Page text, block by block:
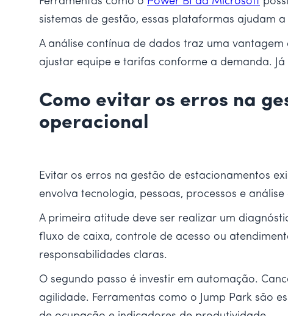
sistemas de gestão, essas plataformas ajudam
A análise contínua de dados traz uma
ajustar equipe e tarifas conforme a demanda.
Como evitar os erros na
operacional
Evitar os erros na gestão de estacionamentos
envolva tecnologia, pessoas, processos e análise
A primeira atitude deve ser realizar um
fluxo de caixa, controle de acesso ou
responsabilidades claras.
O segundo passo é investir em automação.
agilidade. Ferramentas como o Jump Park são